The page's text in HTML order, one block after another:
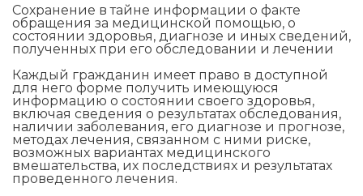
Сохранение в тайне информации о факте
обращения за медицинской помощью, о
состоянии здоровья, диагнозе и иных сведений,
полученных при его обследовании и лечении
Каждый гражданин имеет право в доступной
для него форме получить имеющуюся
информацию о состоянии своего здоровья,
включая сведения о результатах обследования,
наличии заболевания, его диагнозе и прогнозе,
методах лечения, связанном с ними риске,
возможных вариантах медицинского
вмешательства, их последствиях и результатах
проведенного лечения.